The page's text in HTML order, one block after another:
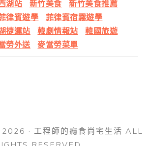
湖站 新竹美食
新竹美食推薦
律賓遊學
菲律賓宿霧遊學
捷運站 韓劇情報站
韓國旅遊
勞外送 麥當勞菜單
· 工程師的癮食尚宅生活 ALL